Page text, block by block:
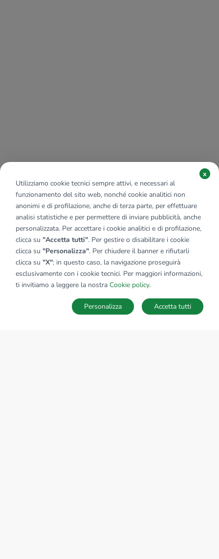
SALVA RICERCA
Utilizziamo cookie tecnici sempre attivi, e necessari al
funzionamento del sito web, nonché cookie analitici non
anonimi e di profilazione, anche di terza parte, per effettuare
analisi statistiche e per permettere di inviare pubblicità, anche
personalizzata. Per accettare i cookie analitici e di profilazione,
clicca su "Accetta tutti". Per gestire o disabilitare i cookie
clicca su "Personalizza". Per chiudere il banner e rifiutarli
clicca su "X"; in questo caso, la navigazione proseguirà
esclusivamente con i cookie tecnici. Per maggiori informazioni,
ti invitiamo a leggere la nostra Cookie policy.
x
Accetta tutti
Personalizza